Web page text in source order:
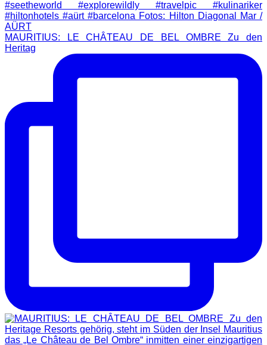
MAURITIUS: LE CHÂTEAU DE BEL OMBRE Zu den
Heritag